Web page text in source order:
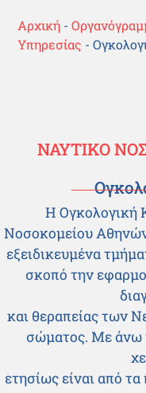
Αρχική -
Υπηρεσίας -
ΝΑΥΤΙΚΟ
Η Ογκολογική
Νοσοκομείου
εξειδικευμένα
σκοπό την
και θεραπείας των
σώματος. Με άνω
ετησίως είναι από